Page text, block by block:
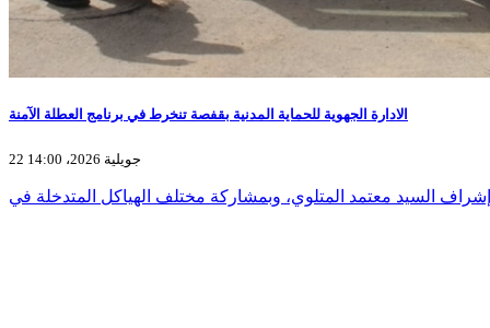
الادارة الجهوية للحماية المدنية بقفصة تنخرط في برنامج العطلة الآمنة
22 جويلية 2026، 14:00